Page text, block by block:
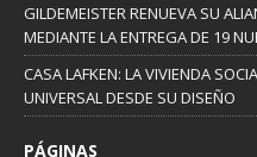
GILDEMEISTER RENUEVA SU
MEDIANTE LA ENTREGA DE 19
CASA LAFKEN: LA VIVIENDA
UNIVERSAL DESDE SU DISEÑO
PÁGINAS